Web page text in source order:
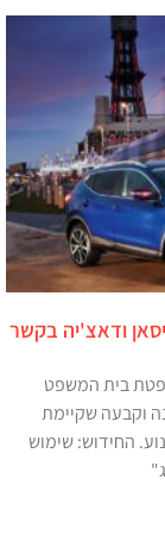
ודאצ'יה בקשר
בית המשפט
וקבעה שקיימת
החידוש: שימוש